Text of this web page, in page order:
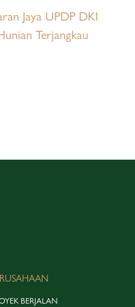
Jaya UPDP DKI
Terjangkau
BERJALAN